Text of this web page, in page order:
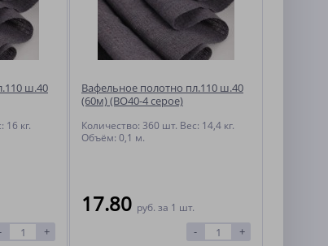
ш.40
16 кг.
+
Вафельное полотно пл.110 ш.40
(60м) (ВО40-4 серое)
Количество: 360 шт. Вес: 14,4 кг.
Объём: 0,1 м.
17.80 руб. за 1 шт.
- +